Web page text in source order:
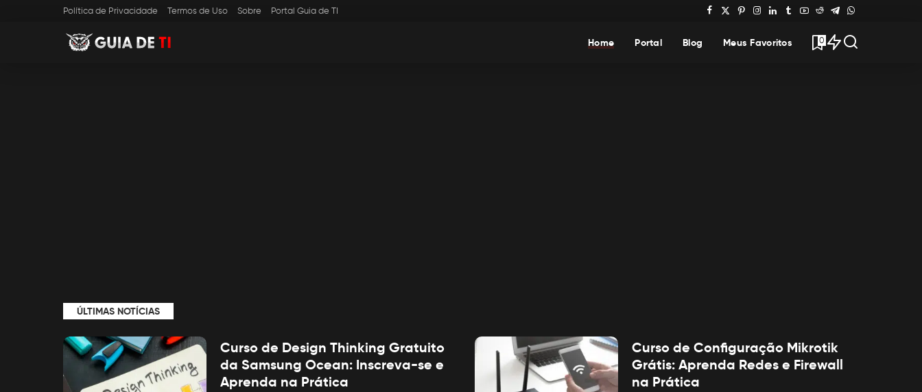
Política de Privacidade Termos de Uso Sobre Portal Guia de TI
Home Portal Blog Meus Favoritos 0
ÚLTIMAS NOTÍCIAS
Curso de Design Thinking Gratuito
da Samsung Ocean: Inscreva-se e
Aprenda na Prática
Curso de Configuração Mikrotik
Grátis: Aprenda Redes e Firewall
na Prática